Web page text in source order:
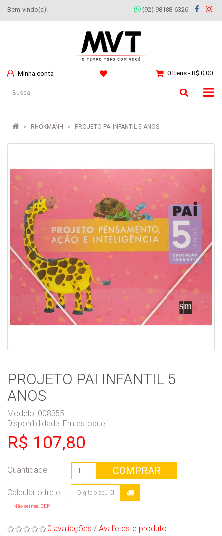
Bem-vindo(a)! (92) 98188-6326
Minha conta 0 Itens - R$ 0,00
RHOKMANH PROJETO PAI INFANTIL 5 ANOS
PROJETO PAI INFANTIL 5
ANOS
Modelo: 008355
Disponibilidade: Em estoque
R$ 107,80
Quantidade COMPRAR
Não sei meu CEP
0 avaliações / Avalie este produto